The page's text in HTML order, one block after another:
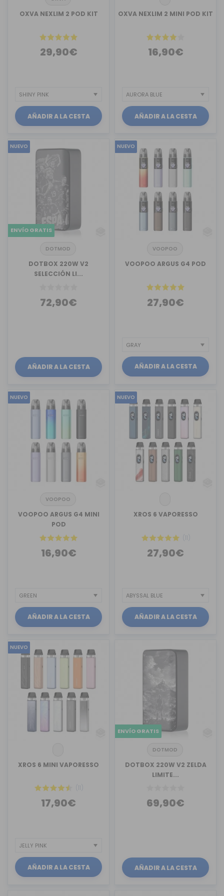
OXVA NEXLIM 2 POD KIT
29,90€
AÑADIR A LA CESTA
OXVA NEXLIM 2 MINI POD KIT
16,90€
AÑADIR A LA CESTA
NUEVO
ENVÍO GRATIS
DOTMOD
DOTBOX 220W V2
SELECCIÓN LI...
72,90€
AÑADIR A LA CESTA
NUEVO
VOOPOO
VOOPOO ARGUS G4 POD
27,90€
AÑADIR A LA CESTA
NUEVO
VOOPOO
VOOPOO ARGUS G4 MINI
POD
16,90€
AÑADIR A LA CESTA
NUEVO
XROS 6 VAPORESSO
(11)
27,90€
AÑADIR A LA CESTA
NUEVO
XROS 6 MINI VAPORESSO
(11)
17,90€
AÑADIR A LA CESTA
ENVÍO GRATIS
DOTMOD
DOTBOX 220W V2 ZELDA
LIMITE...
69,90€
AÑADIR A LA CESTA